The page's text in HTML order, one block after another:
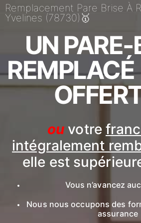
Remplacement Pare Brise À
Yvelines (78730)🥇
UN PARE-
ou votre
intégralement
elle est
Vous n’avancez
Nous nous occupons des
assurance